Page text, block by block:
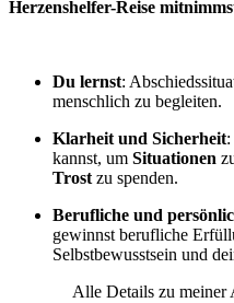
Herzenshelfer-Reise
Du lernst:
menschlich zu begleiten.
Klarheit und Sicherheit
kannst, um Situationen
Trost zu spenden.
Berufliche und
gewinnst berufliche
Selbstbewusstsein und
Alle Details zu meiner